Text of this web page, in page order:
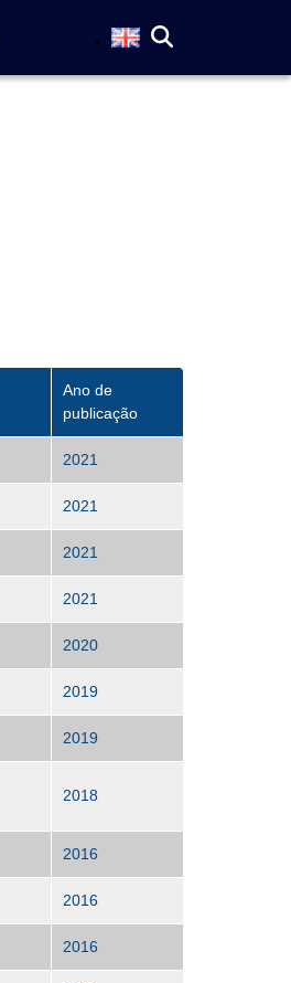
Ano de
publicação
2021
2021
2021
2021
2020
2019
2019
2018
2016
2016
2016